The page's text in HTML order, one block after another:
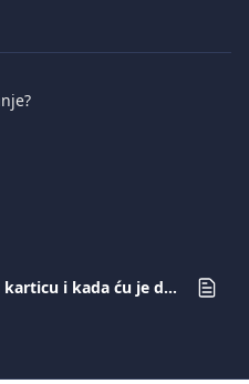
Kako mogu naručiti debitnu karticu i kada ću je dobiti?